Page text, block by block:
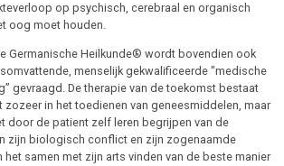
op psychisch, cerebraal en organisch
oog moet houden.
Germanische Heilkunde® wordt bovendien ook
menselijk gekwalificeerde "medische
gevraagd. De therapie van de toekomst bestaat
zozeer in het toedienen van geneesmiddelen, maar
door de patient zelf leren begrijpen van de
zijn biologisch conflict en zijn zogenaamde
het samen met zijn arts vinden van de beste manier